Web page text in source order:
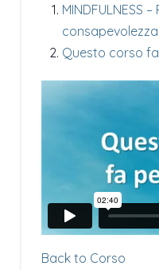
MINDFULNESS –
consapevolezza
Questo corso
Back to Corso